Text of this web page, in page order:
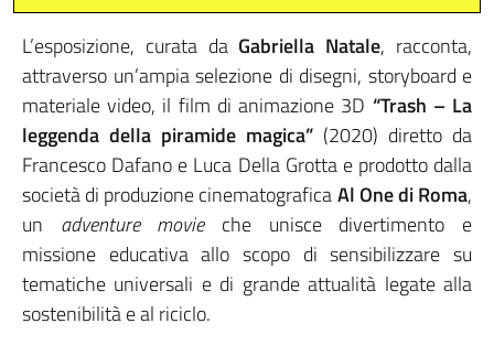
L’esposizione, curata da Gabriella Natale, racconta,
attraverso un’ampia selezione di disegni, storyboard e
materiale video, il film di animazione 3D “Trash – La
leggenda della piramide magica” (2020) diretto da
Francesco Dafano e Luca Della Grotta e prodotto dalla
società di produzione cinematograficaAl One di Roma,
un adventure movieche unisce divertimento e
missione educativa allo scopo di sensibilizzare su
tematiche universali e di grande attualità legate alla
sostenibilità e al riciclo.